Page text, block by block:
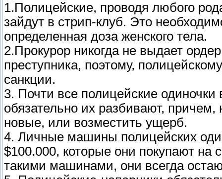
1.Полицейские, проводя любого
зайдут в стрип-клуб. Это
определенная доза женского тела.
2.Прокурор никогда не выдает
преступника, поэтому,
санкции.
3. Почти все полицейские
обязательно их разбивают,
новые, или возместить ущерб.
4. Личные машины полицейских
$100.000, которые они покупают на
такими машинами, они всегда